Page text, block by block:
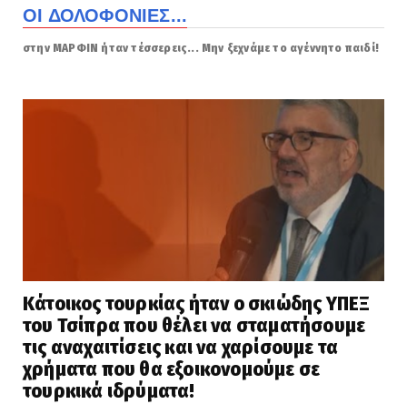
ΟΙ ΔΟΛΟΦΟΝΙΕΣ...
στην ΜΑΡΦΙΝ ήταν τέσσερεις... Μην ξεχνάμε το αγέννητο παιδί!
Κάτοικος τουρκίας ήταν ο σκιώδης ΥΠΕΞ
του Τσίπρα που θέλει να σταματήσουμε
τις αναχαιτίσεις και να χαρίσουμε τα
χρήματα που θα εξοικονομούμε σε
τουρκικά ιδρύματα!